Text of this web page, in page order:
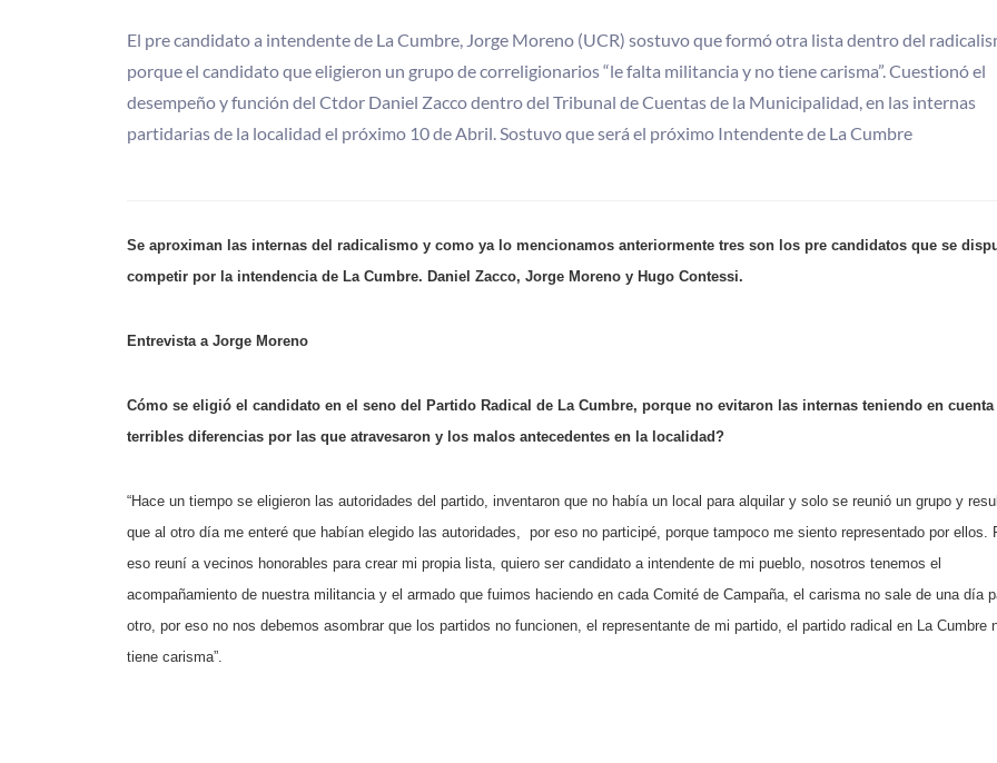
El pre candidato a intendente de La Cumbre, Jorge Moreno (UCR) sostuvo que formó otra lista dentro del
porque el candidato que eligieron un grupo de correligionarios “le falta militancia y no tiene carisma”. Cuestionó el
desempeño y función del Ctdor Daniel Zacco dentro del Tribunal de Cuentas de la Municipalidad, en las internas
partidarias de la localidad el próximo 10 de Abril. Sostuvo que será el próximo Intendente de La Cumbre
Se aproximan las internas del radicalismo y como ya lo mencionamos anteriormente tres son los pre candidatos que se
competir por la intendencia de La Cumbre. Daniel Zacco, Jorge Moreno y Hugo Contessi.
Entrevista a Jorge Moreno
Cómo se eligió el candidato en el seno del Partido Radical de La Cumbre, porque no evitaron las internas teniendo en cuenta
terribles diferencias por las que atravesaron y los malos antecedentes en la localidad?
“Hace un tiempo se eligieron las autoridades del partido, inventaron que no había un local para alquilar y solo se reunió un grupo y
que al otro día me enteré que habían elegido las autoridades,
por eso no participé, porque tampoco me siento representado por ellos.
eso reuní a vecinos honorables para crear mi propia lista, quiero ser candidato a intendente de mi pueblo, nosotros tenemos el
acompañamiento de nuestra militancia y el armado que fuimos haciendo en cada Comité de Campaña, el carisma no sale de una día
otro, por eso no nos debemos asombrar que los partidos no funcionen, el representante de mi partido, el partido radical en La Cumbre
tiene carisma”.